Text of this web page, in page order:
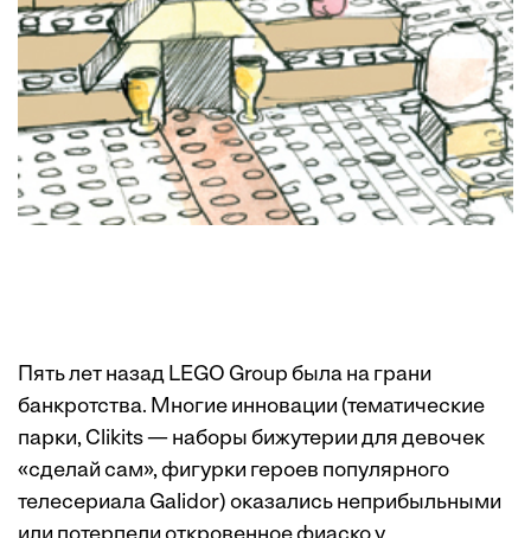
Пять лет назад LEGO Group была на грани
банкротства. Многие инновации (тематические
парки, Clikits — наборы бижутерии для девочек
«сделай сам», фигурки героев популярного
телесериала Galidor) оказались неприбыльными